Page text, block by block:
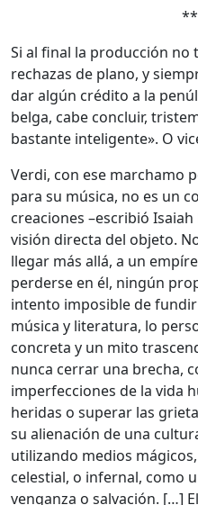
Si al final la producción no
rechazas de plano, y
dar algún crédito a la
belga, cabe concluir,
bastante inteligente». O
Verdi, con ese marchamo
para su música, no es un
creaciones –escribió
visión directa del objeto.
llegar más allá, a un
perderse en él, ningún
intento imposible de
música y literatura, lo
concreta y un mito
nunca cerrar una brecha,
imperfecciones de la vida
heridas o superar las
su alienación de una
utilizando medios
celestial, o infernal, como
venganza o salvación. […]